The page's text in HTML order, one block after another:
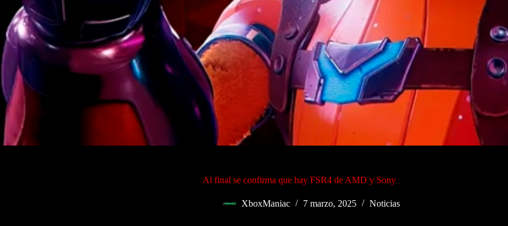
Al final se confirma que hay FSR4 de AMD y Sony
XboxManiac 7 marzo, 2025 Noticias